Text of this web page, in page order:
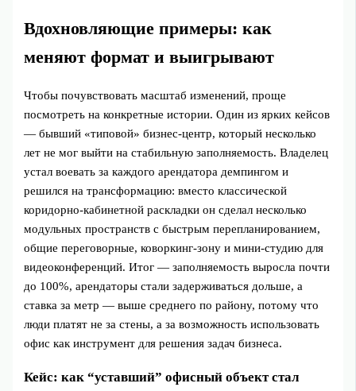
Вдохновляющие примеры: как
меняют формат и выигрывают
Чтобы почувствовать масштаб изменений, проще
посмотреть на конкретные истории. Один из ярких кейсов
— бывший «типовой» бизнес-центр, который несколько
лет не мог выйти на стабильную заполняемость. Владелец
устал воевать за каждого арендатора демпингом и
решился на трансформацию: вместо классической
коридорно-кабинетной раскладки он сделал несколько
модульных пространств с быстрым перепланированием,
общие переговорные, коворкинг-зону и мини-студию для
видеоконференций. Итог — заполняемость выросла почти
до 100%, арендаторы стали задерживаться дольше, а
ставка за метр — выше среднего по району, потому что
люди платят не за стены, а за возможность использовать
офис как инструмент для решения задач бизнеса.
Кейс: как “уставший” офисный объект стал